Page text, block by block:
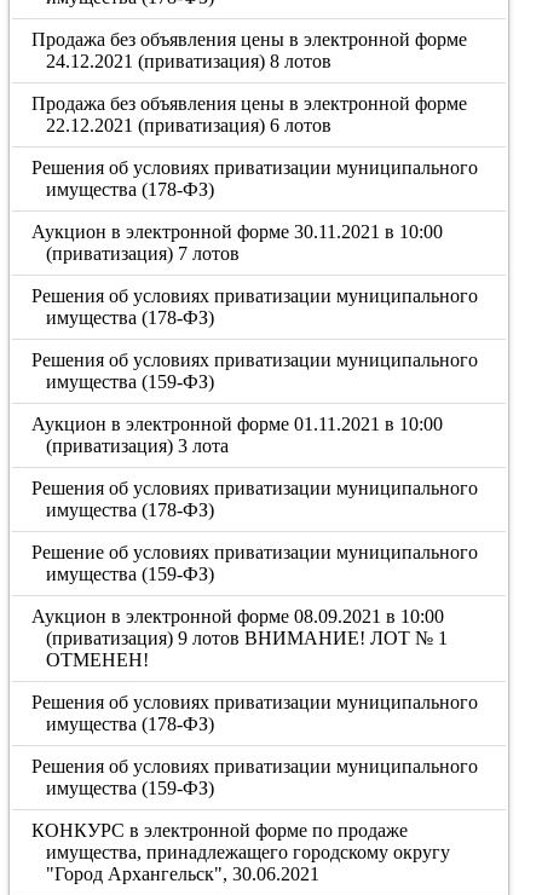
Продажа без объявления цены в электронной форме
24.12.2021 (приватизация) 8 лотов
Продажа без объявления цены в электронной форме
22.12.2021 (приватизация) 6 лотов
Решения об условиях приватизации муниципального
имущества (178-ФЗ)
Аукцион в электронной форме 30.11.2021 в 10:00
(приватизация) 7 лотов
Решения об условиях приватизации муниципального
имущества (178-ФЗ)
Решения об условиях приватизации муниципального
имущества (159-ФЗ)
Аукцион в электронной форме 01.11.2021 в 10:00
(приватизация) 3 лота
Решения об условиях приватизации муниципального
имущества (178-ФЗ)
Решение об условиях приватизации муниципального
имущества (159-ФЗ)
Аукцион в электронной форме 08.09.2021 в 10:00
(приватизация) 9 лотов ВНИМАНИЕ! ЛОТ № 1
ОТМЕНЕН!
Решения об условиях приватизации муниципального
имущества (178-ФЗ)
Решения об условиях приватизации муниципального
имущества (159-ФЗ)
КОНКУРС в электронной форме по продаже
имущества, принадлежащего городскому округу
"Город Архангельск", 30.06.2021